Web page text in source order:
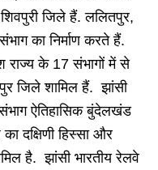
जिले हैं.ललितपुर,
का निर्माण करते हैं.
राज्य के 17 संभागों में से
जिले शामिल हैं. झांसी
ऐतिहासिक बुंदेलखंड
दक्षिणी हिस्सा और
है. झांसी भारतीय रेलवे